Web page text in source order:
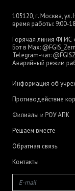
105120, г. Москва,
время работы: 9:00-
Горячая линия ФГИС
Бот в Max:
Telegram-чат:
Аварийный режим
Информация об
Противодействие
Филиалы и РОУ АПК
Решаем вместе
Обратная связь
Контакты